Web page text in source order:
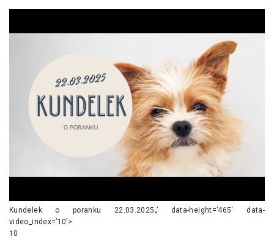
Kundelek o poranku 22.03.2025„’ data-height=’465′ data-
video_index=’10’>
10